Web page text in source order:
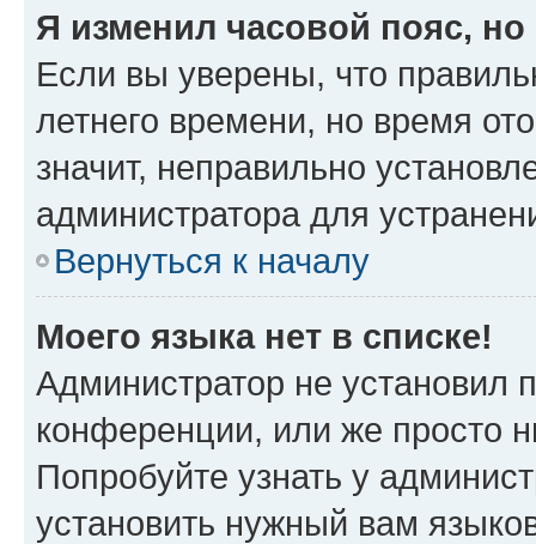
Я изменил часовой пояс,
Если вы уверены, что
летнего времени, но время
значит, неправильно
администратора для
Вернуться к началу
Моего языка нет в списке!
Администратор не установил
конференции, или же просто
Попробуйте узнать у
установить нужный вам